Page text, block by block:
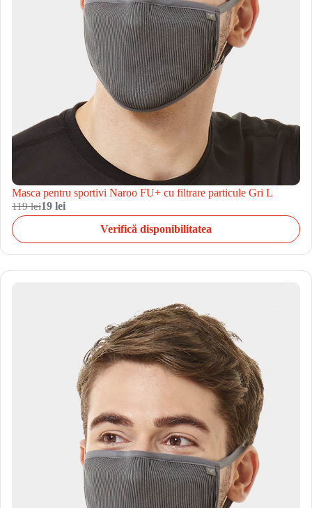
Masca pentru sportivi Naroo FU+ cu filtrare particule Gri L
119 lei19 lei
Verifică disponibilitatea